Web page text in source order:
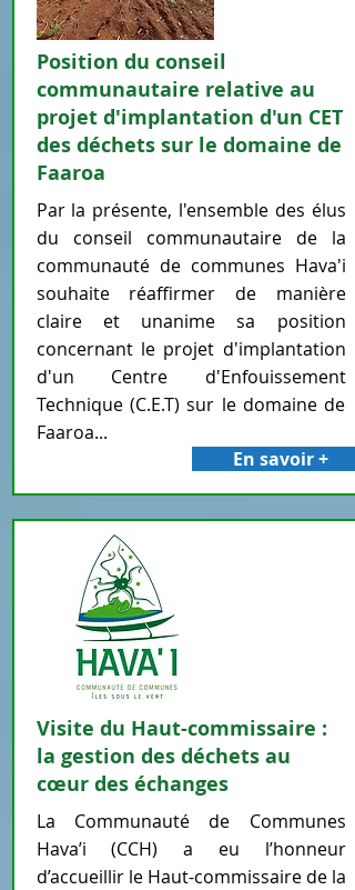
Position du conseil
communautaire relative au
projet d'implantation d'un CET
des déchets sur le domaine de
Faaroa
Par la présente, l'ensemble des élus
du conseil communautaire de la
communauté de communes Hava'i
souhaite réaffirmer de manière
claire et unanime sa position
concernant le projet d'implantation
d'un Centre d'Enfouissement
Technique (C.E.T) sur le domaine de
Faaroa...
En savoir +
Visite du Haut-commissaire :
la gestion des déchets au
cœur des échanges
La Communauté de Communes
Hava’i (CCH) a eu l’honneur
d’accueillir le Haut-commissaire de la